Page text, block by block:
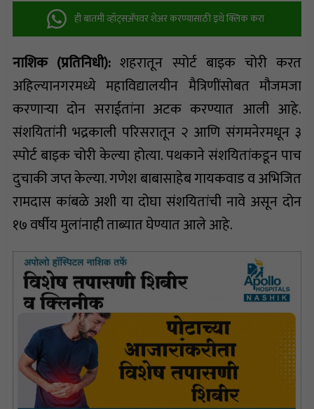
ही बातमी व्हॉट्सअ‍ॅपवर शेअर करण्यासाठी इथे क्लिक करा
नाशिक (प्रतिनिधी):शहरातून स्पोर्ट बाइक चोरी करत
अहिल्यानगरमध्ये महाविद्यालयीन मैत्रिणींसोबत मौजमजा
करणाऱ्या दोन सराईतांना अटक करण्यात आली आहे.
संशयितांनी भद्रकाली परिसरातून २ आणि संगमनेरमधून ३
स्पोर्ट बाइक चोरी केल्या होत्या. पथकाने संशयितांकडून पाच
दुचाकी जप्त केल्या. गणेश बाबासाहेब गायकवाड व अभिजित
रामदास कांबळे अशी या दोघा संशयितांची नावे असून दोन
१७ वर्षीय मुलांनाही ताब्यात घेण्यात आले आहे.